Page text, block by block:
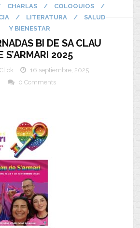
CHARLAS / COLOQUIOS
/
/ LITERATURA /
SALUD
Y BIENESTAR
BI DE SA CLAU
S’ARMARI 2025
16 septiembre, 2025
0 Comments